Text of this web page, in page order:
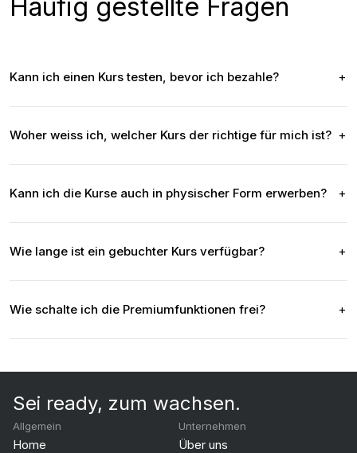
Häufig gestellte Fragen
Kann ich einen Kurs testen, bevor ich bezahle?
Woher weiss ich, welcher Kurs der richtige für mich ist?
Kann ich die Kurse auch in physischer Form erwerben?
Wie lange ist ein gebuchter Kurs verfügbar?
Wie schalte ich die Premiumfunktionen frei?
Sei ready, zum wachsen.
Allgemein
Home
Unternehmen
Über uns